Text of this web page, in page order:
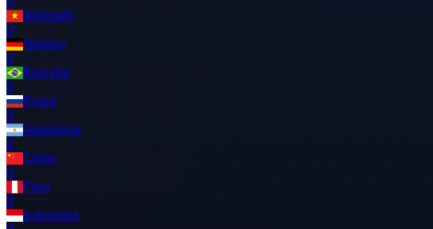
Wietnam
0
Niemcy
0
Brazylia
0
Rosja
0
Argentyna
0
Chiny
0
Peru
0
Indonezja